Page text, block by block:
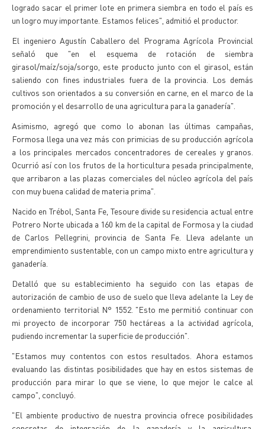
logrado sacar el primer lote en primera siembra en todo el país es
un logro muy importante. Estamos felices", admitió el productor.
El ingeniero Agustín Caballero del Programa Agrícola Provincial
señaló que "en el esquema de rotación de siembra
girasol/maíz/soja/sorgo, este producto junto con el girasol, están
saliendo con fines industriales fuera de la provincia. Los demás
cultivos son orientados a su conversión en carne, en el marco de la
promoción y el desarrollo de una agricultura para la ganadería".
Asimismo, agregó que como lo abonan las últimas campañas,
Formosa llega una vez más con primicias de su producción agrícola
a los principales mercados concentradores de cereales y granos.
Ocurrió así con los frutos de la horticultura pesada principalmente,
que arribaron a las plazas comerciales del núcleo agrícola del país
con muy buena calidad de materia prima".
Nacido en Trébol, Santa Fe, Tesoure divide su residencia actual entre
Potrero Norte ubicada a 160 km de la capital de Formosa y la ciudad
de Carlos Pellegrini, provincia de Santa Fe. Lleva adelante un
emprendimiento sustentable, con un campo mixto entre agricultura y
ganadería.
Detalló que su establecimiento ha seguido con las etapas de
autorización de cambio de uso de suelo que lleva adelante la Ley de
ordenamiento territorial N° 1552. "Esto me permitió continuar con
mi proyecto de incorporar 750 hectáreas a la actividad agrícola,
pudiendo incrementar la superficie de producción".
"Estamos muy contentos con estos resultados. Ahora estamos
evaluando las distintas posibilidades que hay en estos sistemas de
producción para mirar lo que se viene, lo que mejor le calce al
campo", concluyó.
"El ambiente productivo de nuestra provincia ofrece posibilidades